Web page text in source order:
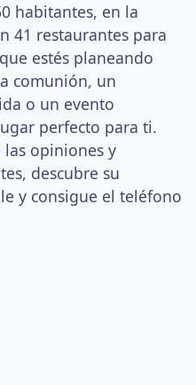
habitantes, en la
41 restaurantes para
estés planeando
comunión, un
o un evento
perfecto para ti.
opiniones y
descubre su
y consigue el teléfono